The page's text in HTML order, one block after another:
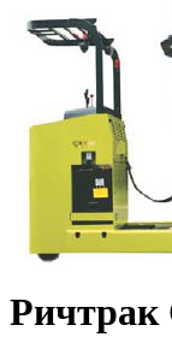
Ричтрак